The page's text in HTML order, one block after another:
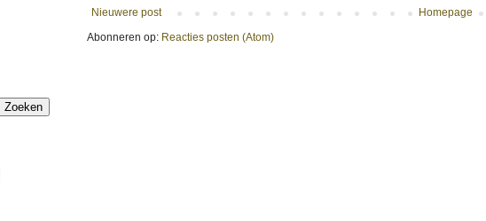
Nieuwere post
Homepage
Abonneren op: Reacties posten (Atom)